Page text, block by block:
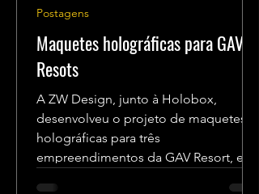
Maquetes holográficas para GAV
Resots
A ZW Design, junto à Holobox,
desenvolveu o projeto de maquetes
holográficas para três
empreendimentos da GAV Resort, em
Postagens